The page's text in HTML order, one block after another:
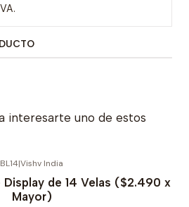
interesarte uno de estos
BL14|Vishv India
de 14 Velas ($2.490 x
Mayor)